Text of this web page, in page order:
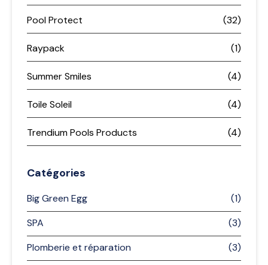
Pool Protect (32)
Raypack (1)
Summer Smiles (4)
Toile Soleil (4)
Trendium Pools Products (4)
Catégories
Big Green Egg
(1)
SPA
(3)
Plomberie et réparation
(3)